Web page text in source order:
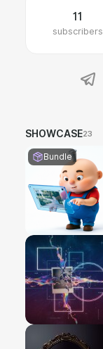
11
subscribers
SHOWCASE23
Bundle